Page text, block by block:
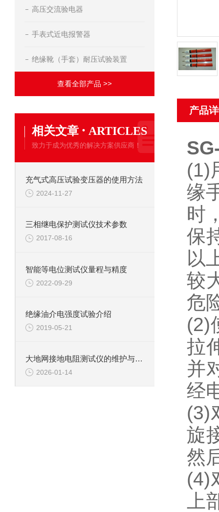
高压交流验电器
手表式近电报警器
绝缘靴（手套）耐压试验装置
查看全部产品 >>
相关文章 · ARTICLES
致力于成为优秀的解决方案供应商！
充气式高压试验变压器的使用方法
2024-11-27
三相继电保护测试仪技术参数
2017-08-16
智能等电位测试仪量程与精度
2022-09-29
绝缘油介电强度试验介绍
2019-05-21
大地网接地电阻测试仪的维护与清洁注意事项
2026-01-14
产品
(1)
缘
时
保
以
较
(2)
拉
并
经
(3)
旋
然
(4)